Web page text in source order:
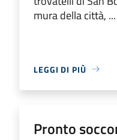
mura della città, ...
LEGGI DI PIÙ
Pronto